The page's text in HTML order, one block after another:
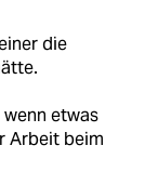
die
etwas
Arbeit beim